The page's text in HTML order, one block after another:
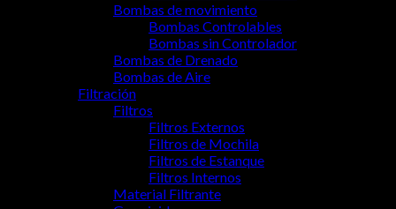
Bombas de movimiento
Bombas Controlables
Bombas sin Controlador
Bombas de Drenado
Bombas de Aire
Filtración
Filtros
Filtros Externos
Filtros de Mochila
Filtros de Estanque
Filtros Internos
Material Filtrante